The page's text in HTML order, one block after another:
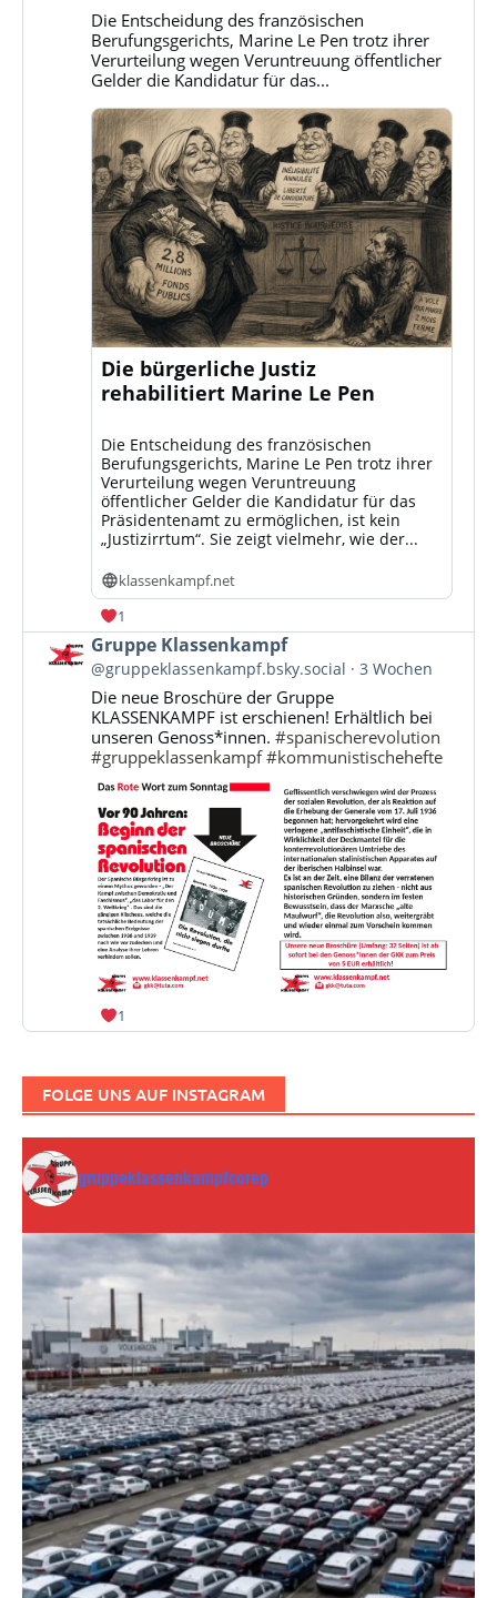
Bluesky
ansehen
Die Entscheidung des französischen
Berufungsgerichts, Marine Le Pen trotz ihrer
Verurteilung wegen Veruntreuung öffentlicher
Gelder die Kandidatur für das...
Die bürgerliche Justiz
rehabilitiert Marine Le Pen
Die Entscheidung des französischen
Berufungsgerichts, Marine Le Pen trotz ihrer
Verurteilung wegen Veruntreuung
öffentlicher Gelder die Kandidatur für das
Präsidentenamt zu ermöglichen, ist kein
„Justizirrtum“. Sie zeigt vielmehr, wie der...
klassenkampf.net
1
Beitrag
von
Gruppe
Klassenkampf
Bluesky
ansehen
Gruppe Klassenkampf
@gruppeklassenkampf.bsky.social 3 Wochen
Die neue Broschüre der Gruppe
KLASSENKAMPF ist erschienen! Erhältlich bei
unseren Genoss*innen.#spanischerevolution
#gruppeklassenkampf #kommunistischehefte
1
FOLGE UNS AUF INSTAGRAM
gruppeklassenkampfcorep